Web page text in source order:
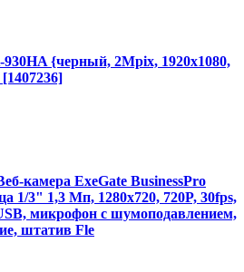
{черный, 2Mpix, 1920x1080,
камера ExeGate BusinessPro
1/3" 1,3 Мп, 1280х720, 720P, 30fps,
микрофон с шумоподавлением,
штатив Fle